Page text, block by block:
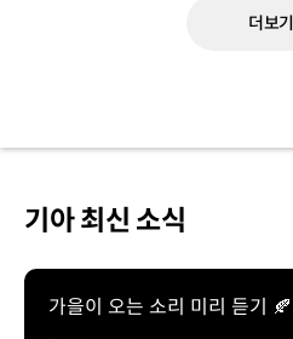
더보기
기아 최신 소식
가을이 오는 소리 미리 듣기 🍂